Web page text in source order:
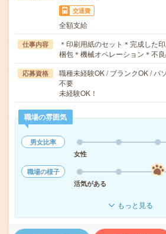
交通費
全額支給
仕事内容
＊印刷用紙のセット＊完成した
梱包＊機械オペレーション＊不
応募資格
職種未経験OK / ブランクOK / パ
不要
未経験OK！
職場の雰囲気
男女比率
女性
職場の様子
活気がある
もっと見る